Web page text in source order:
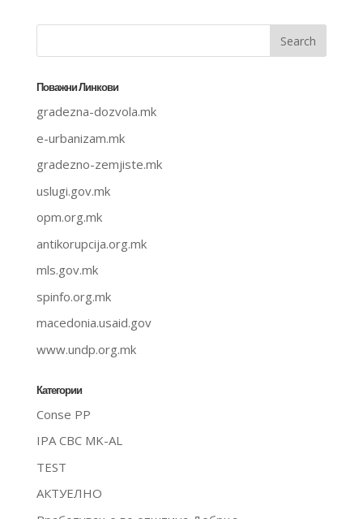
Поважни Линкови
gradezna-dozvola.mk
e-urbanizam.mk
gradezno-zemjiste.mk
uslugi.gov.mk
opm.org.mk
antikorupcija.org.mk
mls.gov.mk
spinfo.org.mk
macedonia.usaid.gov
www.undp.org.mk
Категории
Conse PP
IPA CBC MK-AL
TEST
АКТУЕЛНО